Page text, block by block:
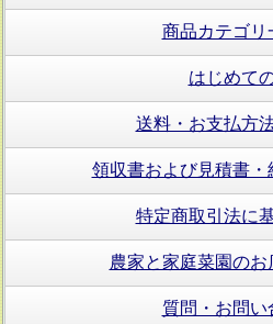
商品カテゴリ
はじめて
送料・お支払方
領収書および見積書・
特定商取引法に
農家と家庭菜園の
質問・お問い